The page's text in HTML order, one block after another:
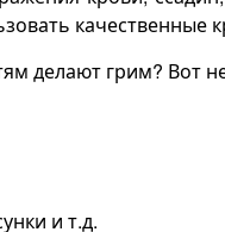
делают грим? Вот
и т.д.